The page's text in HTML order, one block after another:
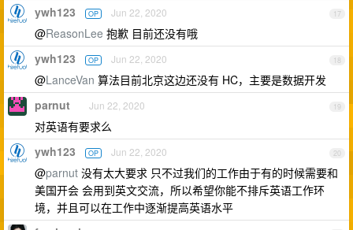
17
ywh123 OP Jun 22, 2020
@ReasonLee 抱歉 目前还没有哦
18
ywh123 OP Jun 22, 2020
@LanceVan 算法目前北京这边还没有 HC，主要是数据开发
19
parnut Jun 22, 2020
对英语有要求么
20
ywh123 OP Jun 22, 2020
@parnut 没有太大要求 只不过我们的工作由于有的时候需要和
美国开会 会用到英文交流，所以希望你能不排斥英语工作环
境，并且可以在工作中逐渐提高英语水平